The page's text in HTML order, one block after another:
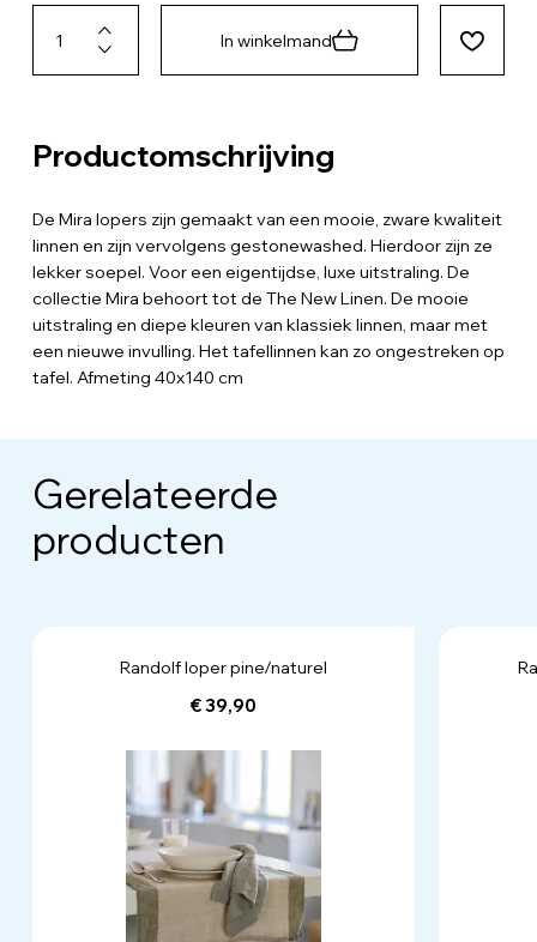
In winkelmand
Productomschrijving
De Mira lopers zijn gemaakt van een mooie, zware kwaliteit
linnen en zijn vervolgens gestonewashed. Hierdoor zijn ze
lekker soepel. Voor een eigentijdse, luxe uitstraling. De
collectie Mira behoort tot de The New Linen. De mooie
uitstraling en diepe kleuren van klassiek linnen, maar met
een nieuwe invulling. Het tafellinnen kan zo ongestreken op
tafel. Afmeting 40x140 cm
Gerelateerde
producten
Randolf loper pine/naturel
€ 39,90